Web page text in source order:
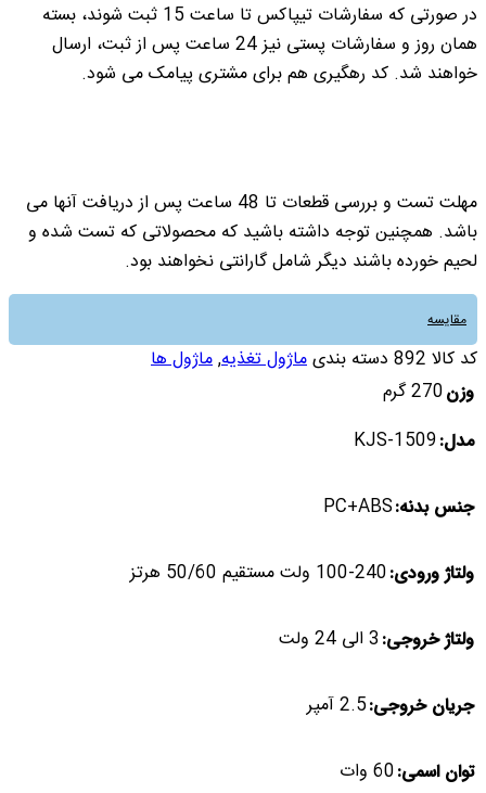
در صورتی که سفارشات تیپاکس تا ساعت 15 ثبت شوند، بسته
همان روز و سفارشات پستی نیز 24 ساعت پس از ثبت، ارسال
خواهند شد. کد رهگیری هم برای مشتری پیامک می شود.
مهلت تست و بررسی قطعات تا 48 ساعت پس از دریافت آنها می
باشد. همچنین توجه داشته باشید که محصولاتی که تست شده و
لحیم خورده باشند دیگر شامل گارانتی نخواهند بود.
مقایسه
کد کالا 892 دسته بندیماژول تغذیه,ماژول ها
وزن270 گرم
مدل:KJS-1509
جنس بدنه:PC+ABS
ولتاژ ورودی:100-240 ولت مستقیم 50/60 هرتز
ولتاژ خروجی:3 الی 24 ولت
جریان خروجی:2.5 آمپر
توان اسمی:60 وات